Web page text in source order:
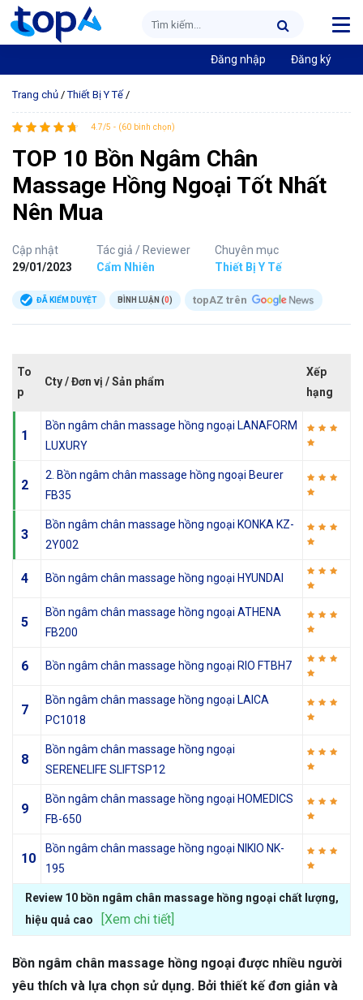
Đăng nhập Đăng ký
Trang chủ /Thiết Bị Y Tế /
4.7/5 - (60 bình chọn)
TOP 10 Bồn Ngâm Chân
Massage Hồng Ngoại Tốt Nhất
Nên Mua
Cập nhật
29/01/2023
Tác giả / Reviewer
Cẩm Nhiên
Chuyên mục
Thiết Bị Y Tế
ĐÃ KIỂM DUYỆT BÌNH LUẬN (0) topAZ trên
To
p
Cty / Đơn vị / Sản phẩm
Xếp
hạng
1
Bồn ngâm chân massage hồng ngoại LANAFORM
LUXURY
2
2. Bồn ngâm chân massage hồng ngoại Beurer
FB35
3
Bồn ngâm chân massage hồng ngoại KONKA KZ-
2Y002
4 Bồn ngâm chân massage hồng ngoại HYUNDAI
5
Bồn ngâm chân massage hồng ngoại ATHENA
FB200
6 Bồn ngâm chân massage hồng ngoại RIO FTBH7
7
Bồn ngâm chân massage hồng ngoại LAICA
PC1018
8
Bồn ngâm chân massage hồng ngoại
SERENELIFE SLIFTSP12
9
Bồn ngâm chân massage hồng ngoại HOMEDICS
FB-650
10
Bồn ngâm chân massage hồng ngoại NIKIO NK-
195
Review 10 bồn ngâm chân massage hồng ngoại chất lượng,
hiệu quả cao
[Xem chi tiết]
Bồn ngâm chân massage hồng ngoại được nhiều người
yêu thích và lựa chọn sử dụng. Bởi thiết kế đơn giản và